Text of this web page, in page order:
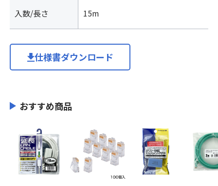
入数/長さ 15m
仕様書ダウンロード
おすすめ商品